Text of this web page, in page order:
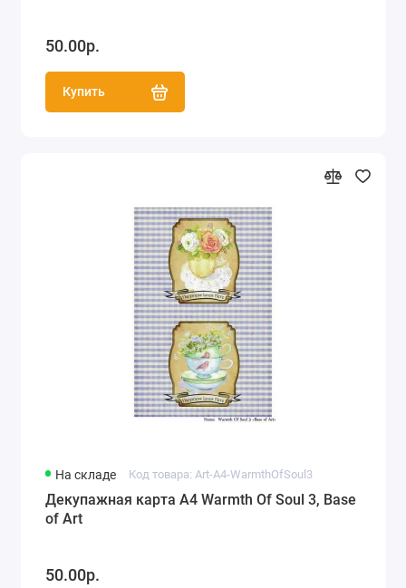
50.00р.
Купить
На складе Код товара: Art-A4-WarmthOfSoul3
Декупажная карта А4 Warmth Of Soul 3, Base
of Art
50.00р.